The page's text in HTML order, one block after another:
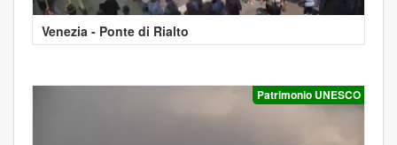
Venezia - Ponte di Rialto
Patrimonio UNESCO